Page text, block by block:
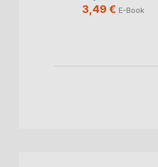
3,49 € E-Book